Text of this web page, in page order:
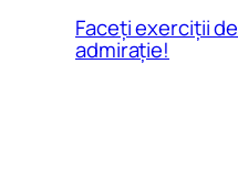
Faceți exerciții de
admirație!